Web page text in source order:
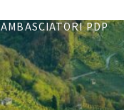
AMBASCIATORI PDP